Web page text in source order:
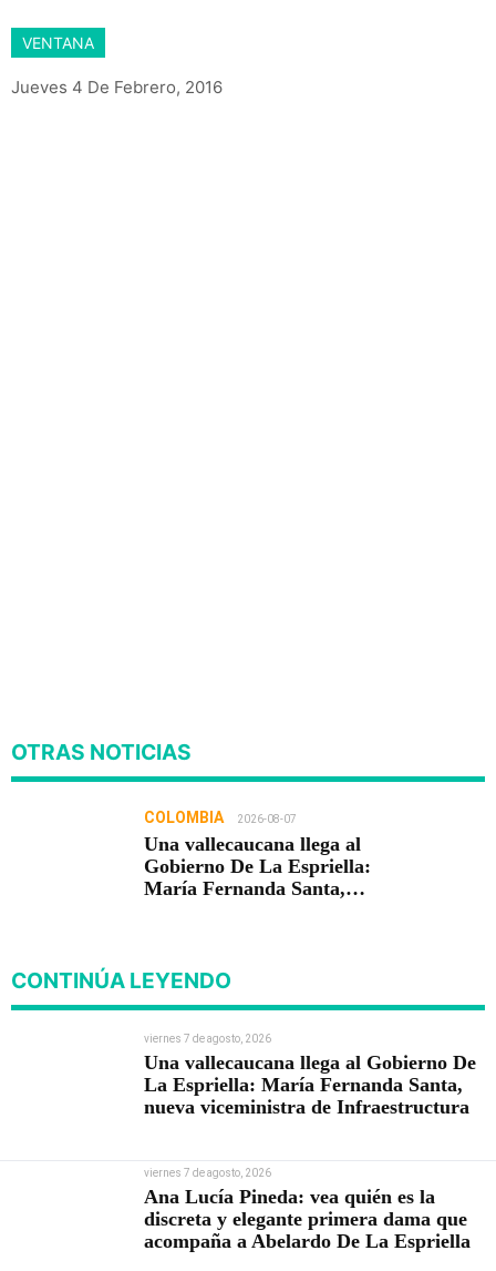
VENTANA
Jueves 4 De Febrero, 2016
OTRAS NOTICIAS
COLOMBIA 2026-08-07
Una vallecaucana llega al
Gobierno De La Espriella:
María Fernanda Santa,
CONTINÚA LEYENDO
viernes 7 de agosto, 2026
Una vallecaucana llega al Gobierno De
La Espriella: María Fernanda Santa,
nueva viceministra de Infraestructura
viernes 7 de agosto, 2026
Ana Lucía Pineda: vea quién es la
discreta y elegante primera dama que
acompaña a Abelardo De La Espriella